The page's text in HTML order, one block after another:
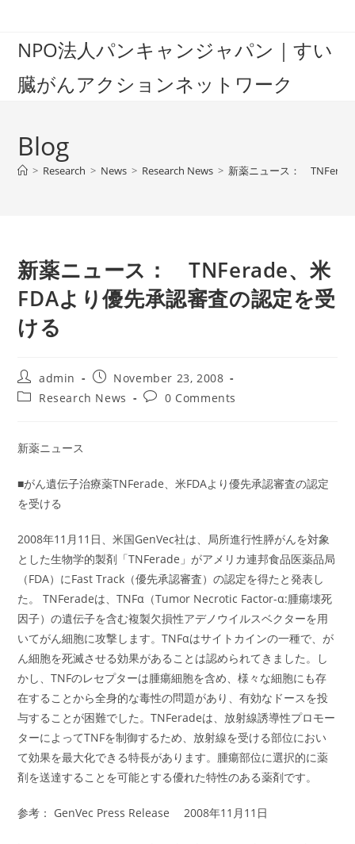
contentNPO法人パンキャンジャパン｜すい
臓がんアクションネットワーク
Blog
> Research > News > Research News > 新薬ニュース：
新薬ニュース： TNFerade、米
FDAより優先承認審査の認定を受
ける
Post
author:
admin
Post
published:
November 23, 2008
PostResearch News
Post0 Comments
新薬ニュース
■がん遺伝子治療薬TNFerade、米FDAより優先承認審査の認定
を受ける
2008年11月11日、米国GenVec社は、局所進行性膵がんを対象
とした生物学的製剤「TNFerade」がアメリカ連邦食品医薬品局
（FDA）にFast Track（優先承認審査）の認定を得たと発表し
た。 TNFeradeは、TNFα（Tumor Necrotic Factor-α:腫瘍壊死
因子）の遺伝子を含む複製欠損性アデノウイルスベクターを用
いてがん細胞に攻撃します。TNFαはサイトカインの一種で、が
ん細胞を死滅させる効果があることは認められてきました。し
かし、TNFのレセプターは腫瘍細胞を含め、様々な細胞にも存
在することから全身的な毒性の問題があり、有効なドースを投
与することが困難でした。TNFeradeは、放射線誘導性プロモー
ターによってTNFを制御するため、放射線を受ける部位におい
て効果を最大化できる特長があります。腫瘍部位に選択的に薬
剤を送達することを可能とする優れた特性のある薬剤です。
参考： GenVec Press Release 2008年11月11日